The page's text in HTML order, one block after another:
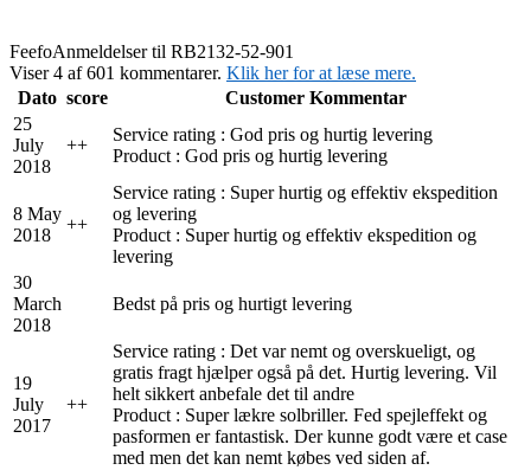
FeefoAnmeldelser til RB2132-52-901
Viser 4 af 601 kommentarer. Klik her for at læse mere.
Dato score
Customer Kommentar
25
July
2018
++
Service rating : God pris og hurtig levering
Product : God pris og hurtig levering
8 May
2018
++
Service rating : Super hurtig og effektiv ekspedition
og levering
Product : Super hurtig og effektiv ekspedition og
levering
30
March
2018
Bedst på pris og hurtigt levering
19
July
2017
++
Service rating : Det var nemt og overskueligt, og
gratis fragt hjælper også på det. Hurtig levering. Vil
helt sikkert anbefale det til andre
Product : Super lækre solbriller. Fed spejleffekt og
pasformen er fantastisk. Der kunne godt være et case
med men det kan nemt købes ved siden af.